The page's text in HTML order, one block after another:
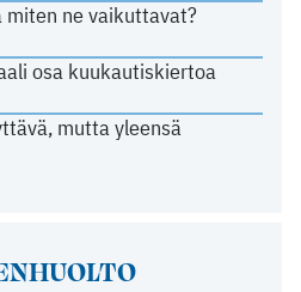
ne vaikuttavat?
osa kuukautiskiertoa
mutta yleensä